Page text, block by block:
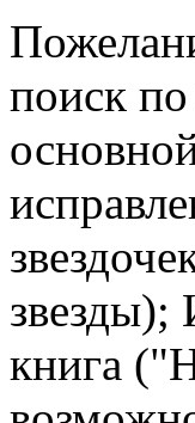
поиск
звезды);
книга